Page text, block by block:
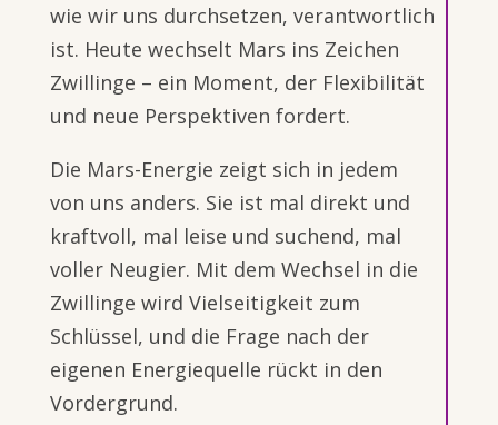
wie wir uns durchsetzen, verantwortlich
ist. Heute wechselt Mars ins Zeichen
Zwillinge – ein Moment, der Flexibilität
und neue Perspektiven fordert.
Die Mars-Energie zeigt sich in jedem
von uns anders. Sie ist mal direkt und
kraftvoll, mal leise und suchend, mal
voller Neugier. Mit dem Wechsel in die
Zwillinge wird Vielseitigkeit zum
Schlüssel, und die Frage nach der
eigenen Energiequelle rückt in den
Vordergrund.